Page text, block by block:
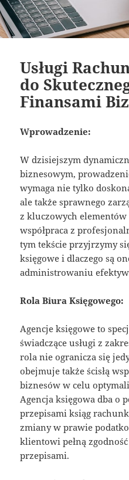
Usługi
do
Finansami
Wprowadzenie:
W dzisiejszym
biznesowym,
wymaga nie tylko
ale także sprawnego
z kluczowych elementów
współpraca z
tym tekście przyjrzymy
księgowe i dlaczego są
administrowaniu
Rola Biura Księgowego:
Agencje księgowe to
świadczące usługi z
rola nie ogranicza się
obejmuje także ścisłą
biznesów w celu
Agencja księgowa dba o
przepisami ksiąg
zmiany w prawie
klientowi pełną
przepisami.